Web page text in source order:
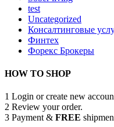
test
Uncategorized
Консалтинговые
Финтех
Форекс Брокеры
HOW TO SHOP
1 Login or create new
2 Review your order.
3 Payment & FREE